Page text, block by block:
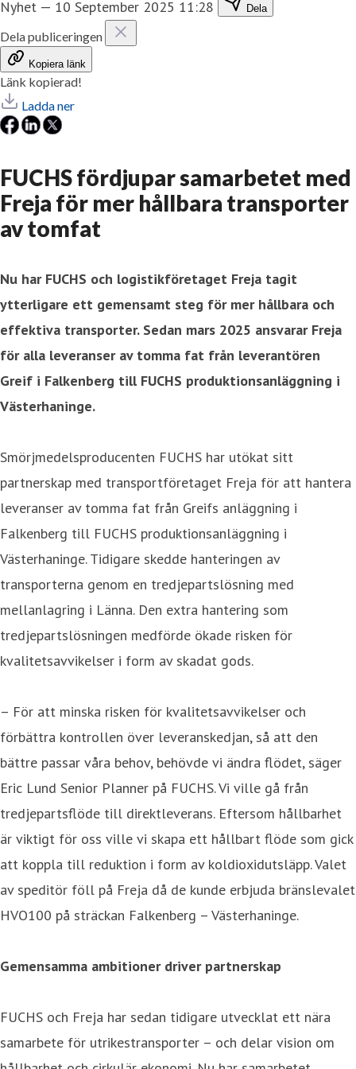
Nyhet — 10 September 2025 11:28 Dela
Dela publiceringen
Kopiera länk
Länk kopierad!
Ladda ner
FUCHS fördjupar samarbetet med
Freja för mer hållbara transporter
av tomfat
Nu har FUCHS och logistikföretaget Freja tagit
ytterligare ett gemensamt steg för mer hållbara och
effektiva transporter. Sedan mars 2025 ansvarar Freja
för alla leveranser av tomma fat från leverantören
Greif i Falkenberg till FUCHS produktionsanläggning i
Västerhaninge.
Smörjmedelsproducenten FUCHS har utökat sitt
partnerskap med transportföretaget Freja för att hantera
leveranser av tomma fat från Greifs anläggning i
Falkenberg till FUCHS produktionsanläggning i
Västerhaninge. Tidigare skedde hanteringen av
transporterna genom en tredjepartslösning med
mellanlagring i Länna. Den extra hantering som
tredjepartslösningen medförde ökade risken för
kvalitetsavvikelser i form av skadat gods.
– För att minska risken för kvalitetsavvikelser och
förbättra kontrollen över leveranskedjan, så att den
bättre passar våra behov, behövde vi ändra flödet, säger
Eric Lund Senior Planner på FUCHS. Vi ville gå från
tredjepartsflöde till direktleverans. Eftersom hållbarhet
är viktigt för oss ville vi skapa ett hållbart flöde som gick
att koppla till reduktion i form av koldioxidutsläpp. Valet
av speditör föll på Freja då de kunde erbjuda bränslevalet
HVO100 på sträckan Falkenberg – Västerhaninge.
Gemensamma ambitioner driver partnerskap
FUCHS och Freja har sedan tidigare utvecklat ett nära
samarbete för utrikestransporter – och delar vision om